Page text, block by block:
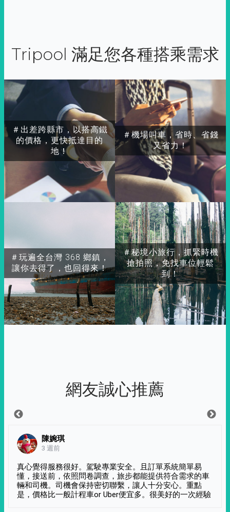
Tripool 滿足您各種搭乘需求
＃出差跨縣市，以搭高鐵
的價格，更快抵達目的
地！
＃玩遍全台灣 368 鄉鎮，
讓你去得了，也回得來！
＃秘境小旅行，抓緊時機
搶拍照，免找車位輕鬆
到！
＃機場叫車，省時、省錢
又省力！
網友誠心推薦
陳婉琪
3 週前
真心覺得服務很好。駕駛專業安全。且訂單系統簡單易
懂，接送前，依照問卷調查，旅步都能提供符合需求的車
輛和司機。司機會保持密切聯繫，讓人十分安心。重點
是，價格比一般計程車or Uber便宜多。很美好的一次經驗